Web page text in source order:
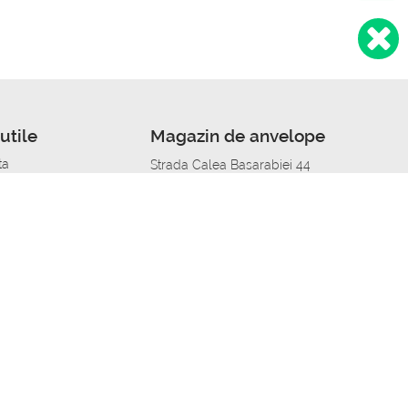
Magazin de anvelope
Strada Calea Basarabiei 44